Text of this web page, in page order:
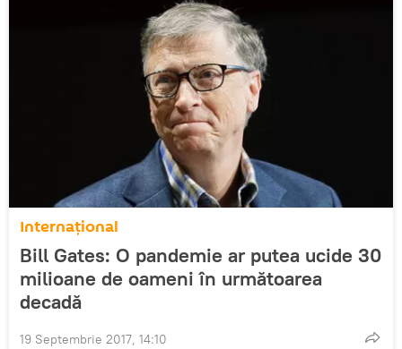
Internaţional
Bill Gates: O pandemie ar putea ucide 30
milioane de oameni în următoarea
decadă
19 Septembrie 2017, 14:10